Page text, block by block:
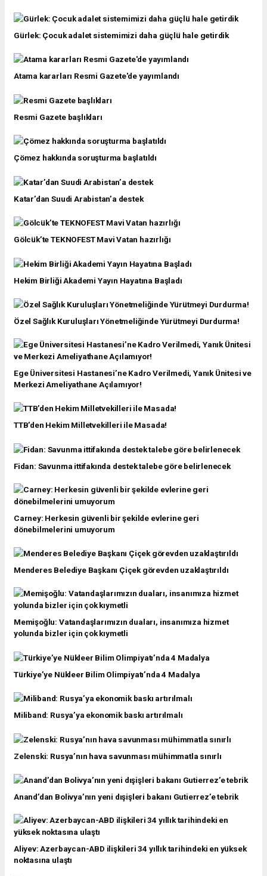
Gürlek: Çocuk adalet sistemimizi daha güçlü hale getirdik
Atama kararları Resmi Gazete'de yayımlandı
Resmi Gazete başlıkları
Çömez hakkında soruşturma başlatıldı
Katar’dan Suudi Arabistan’a destek
Gölcük’te TEKNOFEST Mavi Vatan hazırlığı
Hekim Birliği Akademi Yayın Hayatına Başladı
Özel Sağlık Kuruluşları Yönetmeliğinde Yürütmeyi Durdurma!
Ege Üniversitesi Hastanesi’ne Kadro Verilmedi, Yanık Ünitesi ve
Merkezi Ameliyathane Açılamıyor!
TTB’den Hekim Milletvekilleri ile Masada!
Fidan: Savunma ittifakında destek talebe göre belirlenecek
Carney: Herkesin güvenli bir şekilde evlerine geri
dönebilmelerini umuyorum
Menderes Belediye Başkanı Çiçek görevden uzaklaştırıldı
Memişoğlu: Vatandaşlarımızın duaları, insanımıza hizmet
yolunda bizler için çok kıymetli
Türkiye’ye Nükleer Bilim Olimpiyatı’nda 4 Madalya
Miliband: Rusya’ya ekonomik baskı artırılmalı
Zelenski: Rusya’nın hava savunması mühimmatla sınırlı
Anand’dan Bolivya’nın yeni dışişleri bakanı Gutierrez’e tebrik
Aliyev: Azerbaycan-ABD ilişkileri 34 yıllık tarihindeki en yüksek
noktasına ulaştı